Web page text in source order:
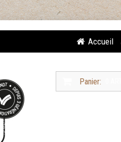
Accueil
Panier: